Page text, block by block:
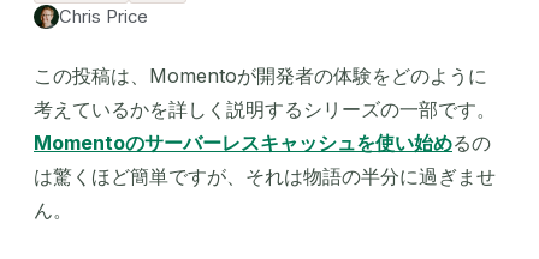
Chris Price
この投稿は、Momentoが開発者の体験をどのように
考えているかを詳しく説明するシリーズの一部です。
Momentoのサーバーレスキャッシュを使い始めるの
は驚くほど簡単ですが、それは物語の半分に過ぎませ
ん。